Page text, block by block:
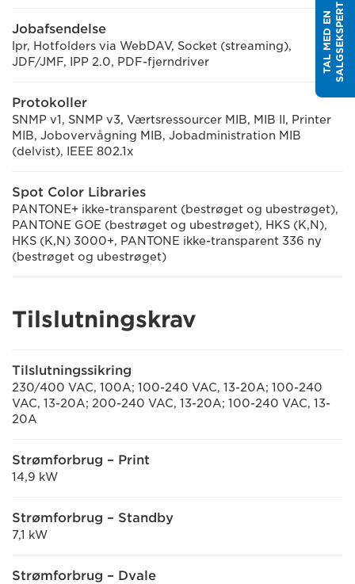
Jobafsendelse
lpr, Hotfolders via WebDAV, Socket (streaming),
JDF/JMF, IPP 2.0, PDF-fjerndriver
Protokoller
SNMP v1, SNMP v3, Værtsressourcer MIB, MIB II, Printer
MIB, Jobovervågning MIB, Jobadministration MIB
(delvist), IEEE 802.1x
Spot Color Libraries
PANTONE+ ikke-transparent (bestrøget og ubestrøget),
PANTONE GOE (bestrøget og ubestrøget), HKS (K,N),
HKS (K,N) 3000+, PANTONE ikke-transparent 336 ny
(bestrøget og ubestrøget)
Tilslutningskrav
Tilslutningssikring
230/400 VAC, 100A; 100-240 VAC, 13-20A; 100-240
VAC, 13-20A; 200-240 VAC, 13-20A; 100-240 VAC, 13-
20A
Strømforbrug – Print
14,9 kW
Strømforbrug – Standby
7,1 kW
Strømforbrug – Dvale
T
A
L
M
E
D
E
N
S
A
L
G
S
E
K
S
P
E
RT